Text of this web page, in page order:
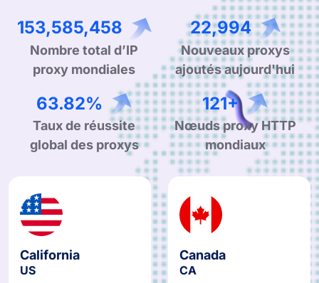
238,698,537
Nombre total d’IP
proxy mondiales
35,738
Nouveaux proxys
ajoutés aujourd'hui
99.90%
Taux de réussite
global des proxys
190+
Nœuds proxy HTTP
mondiaux
California
US
Canada
CA